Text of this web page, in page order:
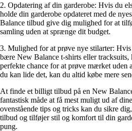
2. Opdatering af din garderobe: Hvis du
holde din garderobe opdateret med de
Balance tilbud give dig mulighed for at
samling uden at sprænge dit budget.
3. Mulighed for at prøve nye stilarter:
bære New Balance t-shirts eller
perfekte chance for at prøve mærket uden
du kan lide det, kan du altid købe mere
At finde et billigt tilbud på en New
fantastisk måde at få mest muligt ud af
ovenstående tips og tricks kan du sikre
tilbud og tilføjer stil og komfort til din
pung.